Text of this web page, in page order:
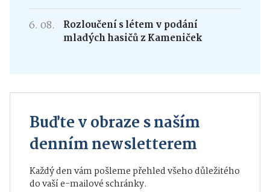
6. 08.
Rozloučení s létem v podání
mladých hasičů z Kameniček
Buďte v obraze s naším
denním newsletterem
Každý den vám pošleme přehled všeho důležitého
do vaší e-mailové schránky.